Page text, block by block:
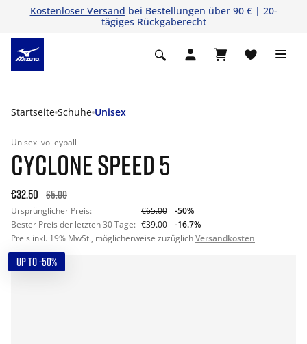
Kostenloser Versand bei Bestellungen über 90 € | 20-
tägiges Rückgaberecht
Startseite Schuhe Unisex
Unisex volleyball
CYCLONE SPEED 5
€32.50 65.00
Ursprünglicher Preis: €65.00
-50%
Bester Preis der letzten 30 Tage: €39.00
-16.7%
Preis inkl. 19% MwSt., möglicherweise zuzüglichVersandkosten
UP TO -50%